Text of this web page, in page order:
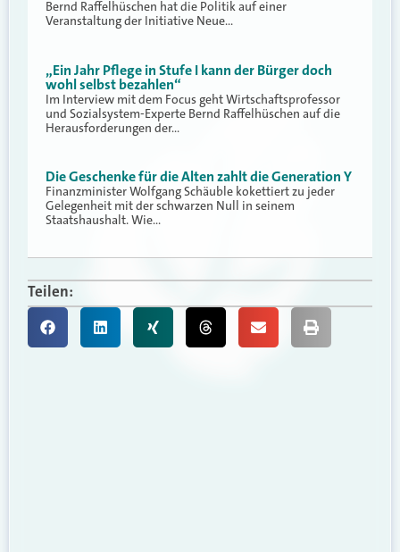
Bernd Raffelhüschen hat die Politik auf einer
Veranstaltung der Initiative Neue…
„Ein Jahr Pflege in Stufe I kann der Bürger doch
wohl selbst bezahlen“
Im Interview mit dem Focus geht Wirtschaftsprofessor
und Sozialsystem-Experte Bernd Raffelhüschen auf die
Herausforderungen der…
Die Geschenke für die Alten zahlt die Generation Y
Finanzminister Wolfgang Schäuble kokettiert zu jeder
Gelegenheit mit der schwarzen Null in seinem
Staatshaushalt. Wie…
Teilen: